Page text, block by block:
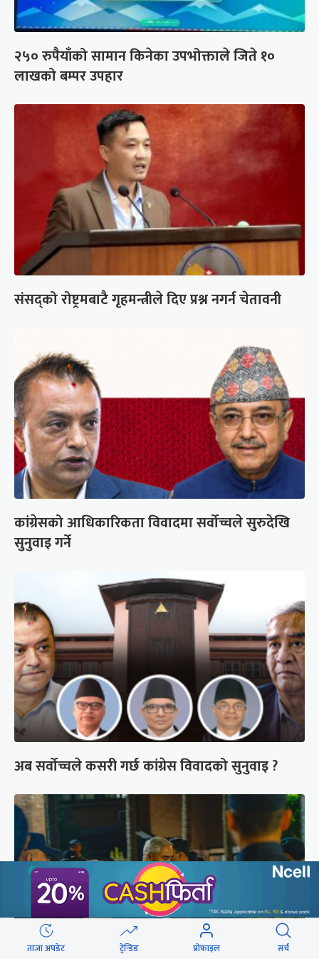
२५० रुपैयाँको सामान किनेका उपभोक्ताले जिते १०
लाखको बम्पर उपहार
संसद्को रोष्ट्रमबाटै गृहमन्त्रीले दिए प्रश्न नगर्न चेतावनी
कांग्रेसको आधिकारिकता विवादमा सर्वोच्चले सुरुदेखि
सुनुवाइ गर्ने
अब सर्वोच्चले कसरी गर्छ कांग्रेस विवादको सुनुवाइ ?
ताजा अपडेट ट्रेन्डिङ प्रोफाइल सर्च